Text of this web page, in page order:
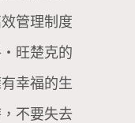
管理制度
旺楚克的
幸福的生
不要失去